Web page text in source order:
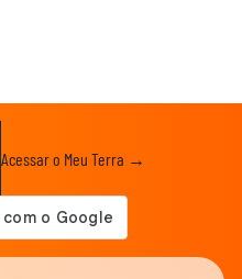
Acessar o Meu Terra →